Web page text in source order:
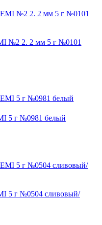
№2 2. 2 мм 5 г №0101
5 г №0981 белый
5 г №0504 сливовый/